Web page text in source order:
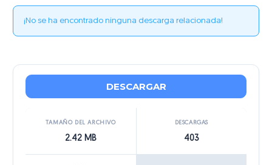
¡No se ha encontrado ninguna descarga relacionada!
DESCARGAR
TAMAÑO DEL ARCHIVO
2.42 MB
DESCARGAS
403